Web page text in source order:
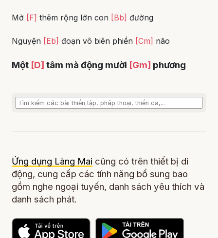
Mở [F] thêm rộng lớn con [Bb] đường
Nguyện [Eb] đoạn vô biên phiền [Cm] não
Một [D] tâm mà động mười [Gm] phương
Ứng dụng Làng Mai cũng có trên thiết bị di
động, cung cấp các tính năng bổ sung bao
gồm nghe ngoại tuyến, danh sách yêu thích và
danh sách phát.